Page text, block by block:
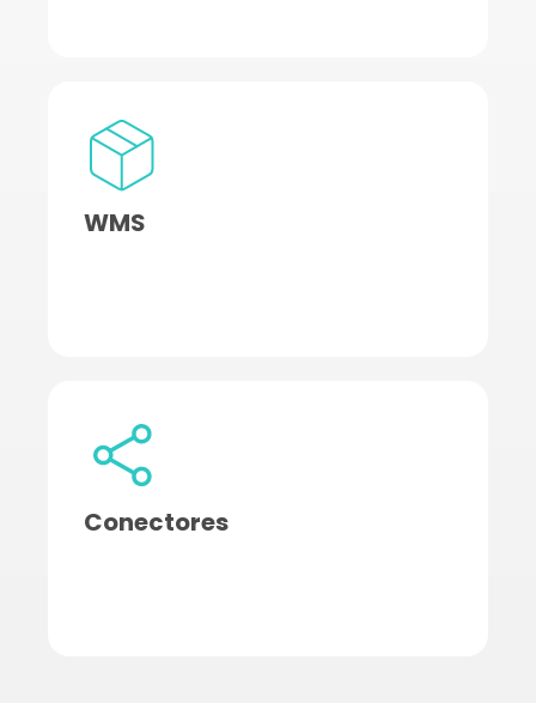
WMS
Conectores